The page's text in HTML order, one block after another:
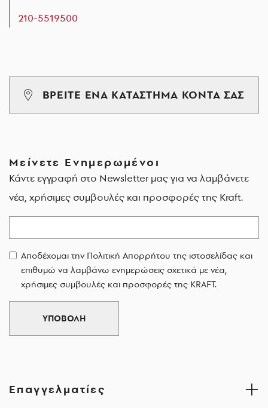
210-5519500
ΒΡΕΙΤΕ ΕΝΑ ΚΑΤΑΣΤΗΜΑ ΚΟΝΤΑ ΣΑΣ
Μείνετε Ενημερωμένοι
Κάντε εγγραφή στο Newsletter μας για να λαμβάνετε
νέα, χρήσιμες συμβουλές και προσφορές της Kraft.
Αποδέχομαι την Πολιτική Απορρήτου της ιστοσελίδας και
επιθυμώ να λαμβάνω ενημερώσεις σχετικά με νέα,
χρήσιμες συμβουλές και προσφορές της KRAFT.
ΥΠΟΒΟΛΗ
Επαγγελματίες